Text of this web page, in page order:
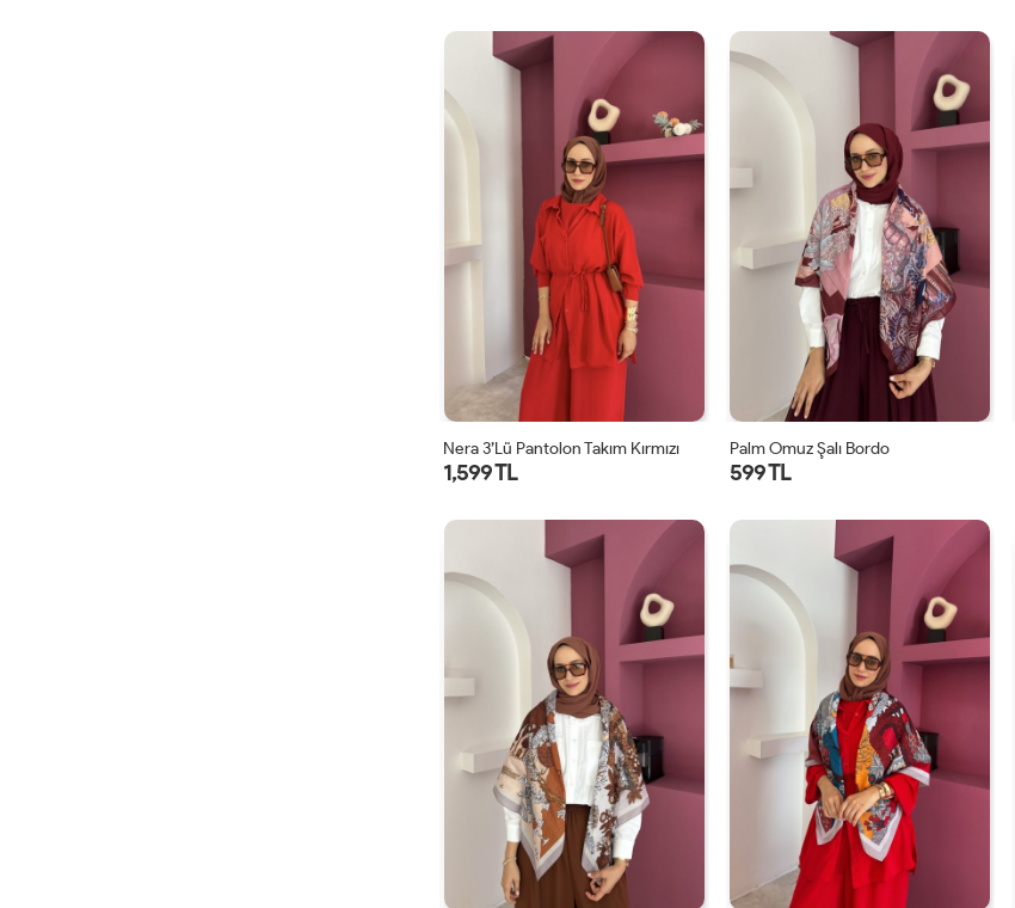
STD
Nera 3’lü Pantolon Takım Kırmızı
1,599 TL
STD
Palm Omuz Şalı Bordo
599 TL